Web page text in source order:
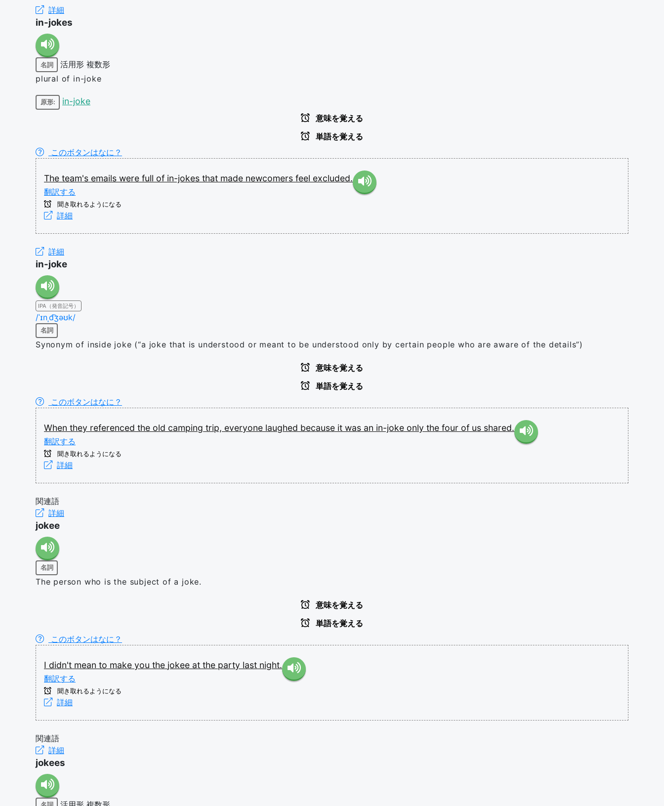
詳細
in-jokes
名詞 活用形 複数形
plural of in-joke
原形: in-joke
意味を覚える
単語を覚える
このボタンはなに？
The team's emails were full of in-jokes that made newcomers feel excluded.
翻訳する
聞き取れるようになる
詳細
詳細
in-joke
IPA（発音記号）
/ˈɪnˌd͡ʒəʊk/
名詞
Synonym of inside joke (“a joke that is understood or meant to be understood only by certain people who are aware of the details”)
意味を覚える
単語を覚える
このボタンはなに？
When they referenced the old camping trip, everyone laughed because it was an in-joke only the four of us shared.
翻訳する
聞き取れるようになる
詳細
関連語
詳細
jokee
名詞
The person who is the subject of a joke.
意味を覚える
単語を覚える
このボタンはなに？
I didn't mean to make you the jokee at the party last night.
翻訳する
聞き取れるようになる
詳細
関連語
詳細
jokees
活用形 複数形